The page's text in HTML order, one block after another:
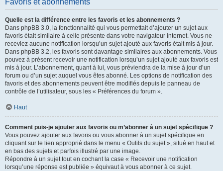
Favoris et abonnements
Quelle est la différence entre les favoris et les abonnements ?
Dans phpBB 3.0, la fonctionnalité qui vous permettait d’ajouter un sujet aux
favoris était similaire à celle présente dans votre navigateur internet. Vous ne
receviez aucune notification lorsqu’un sujet ajouté aux favoris était mis à jour.
Dans phpBB 3.2, les favoris sont davantage similaires aux abonnements. Vous
pouvez à présent recevoir une notification lorsqu’un sujet ajouté aux favoris est
mis à jour. L’abonnement, quant à lui, vous préviendra de la mise à jour d’un
forum ou d’un sujet auquel vous êtes abonné. Les options de notification des
favoris et des abonnements peuvent être modifiés depuis le panneau de
contrôle de l’utilisateur, sous les « Préférences du forum ».
Haut
Comment puis-je ajouter aux favoris ou m’abonner à un sujet spécifique ?
Vous pouvez ajouter aux favoris ou vous abonner à un sujet spécifique en
cliquant sur le lien approprié dans le menu « Outils du sujet », situé en haut et
en bas des sujets et parfois illustré par une image.
Répondre à un sujet tout en cochant la case « Recevoir une notification
lorsqu’une réponse est publiée » équivaut à vous abonner à ce sujet.